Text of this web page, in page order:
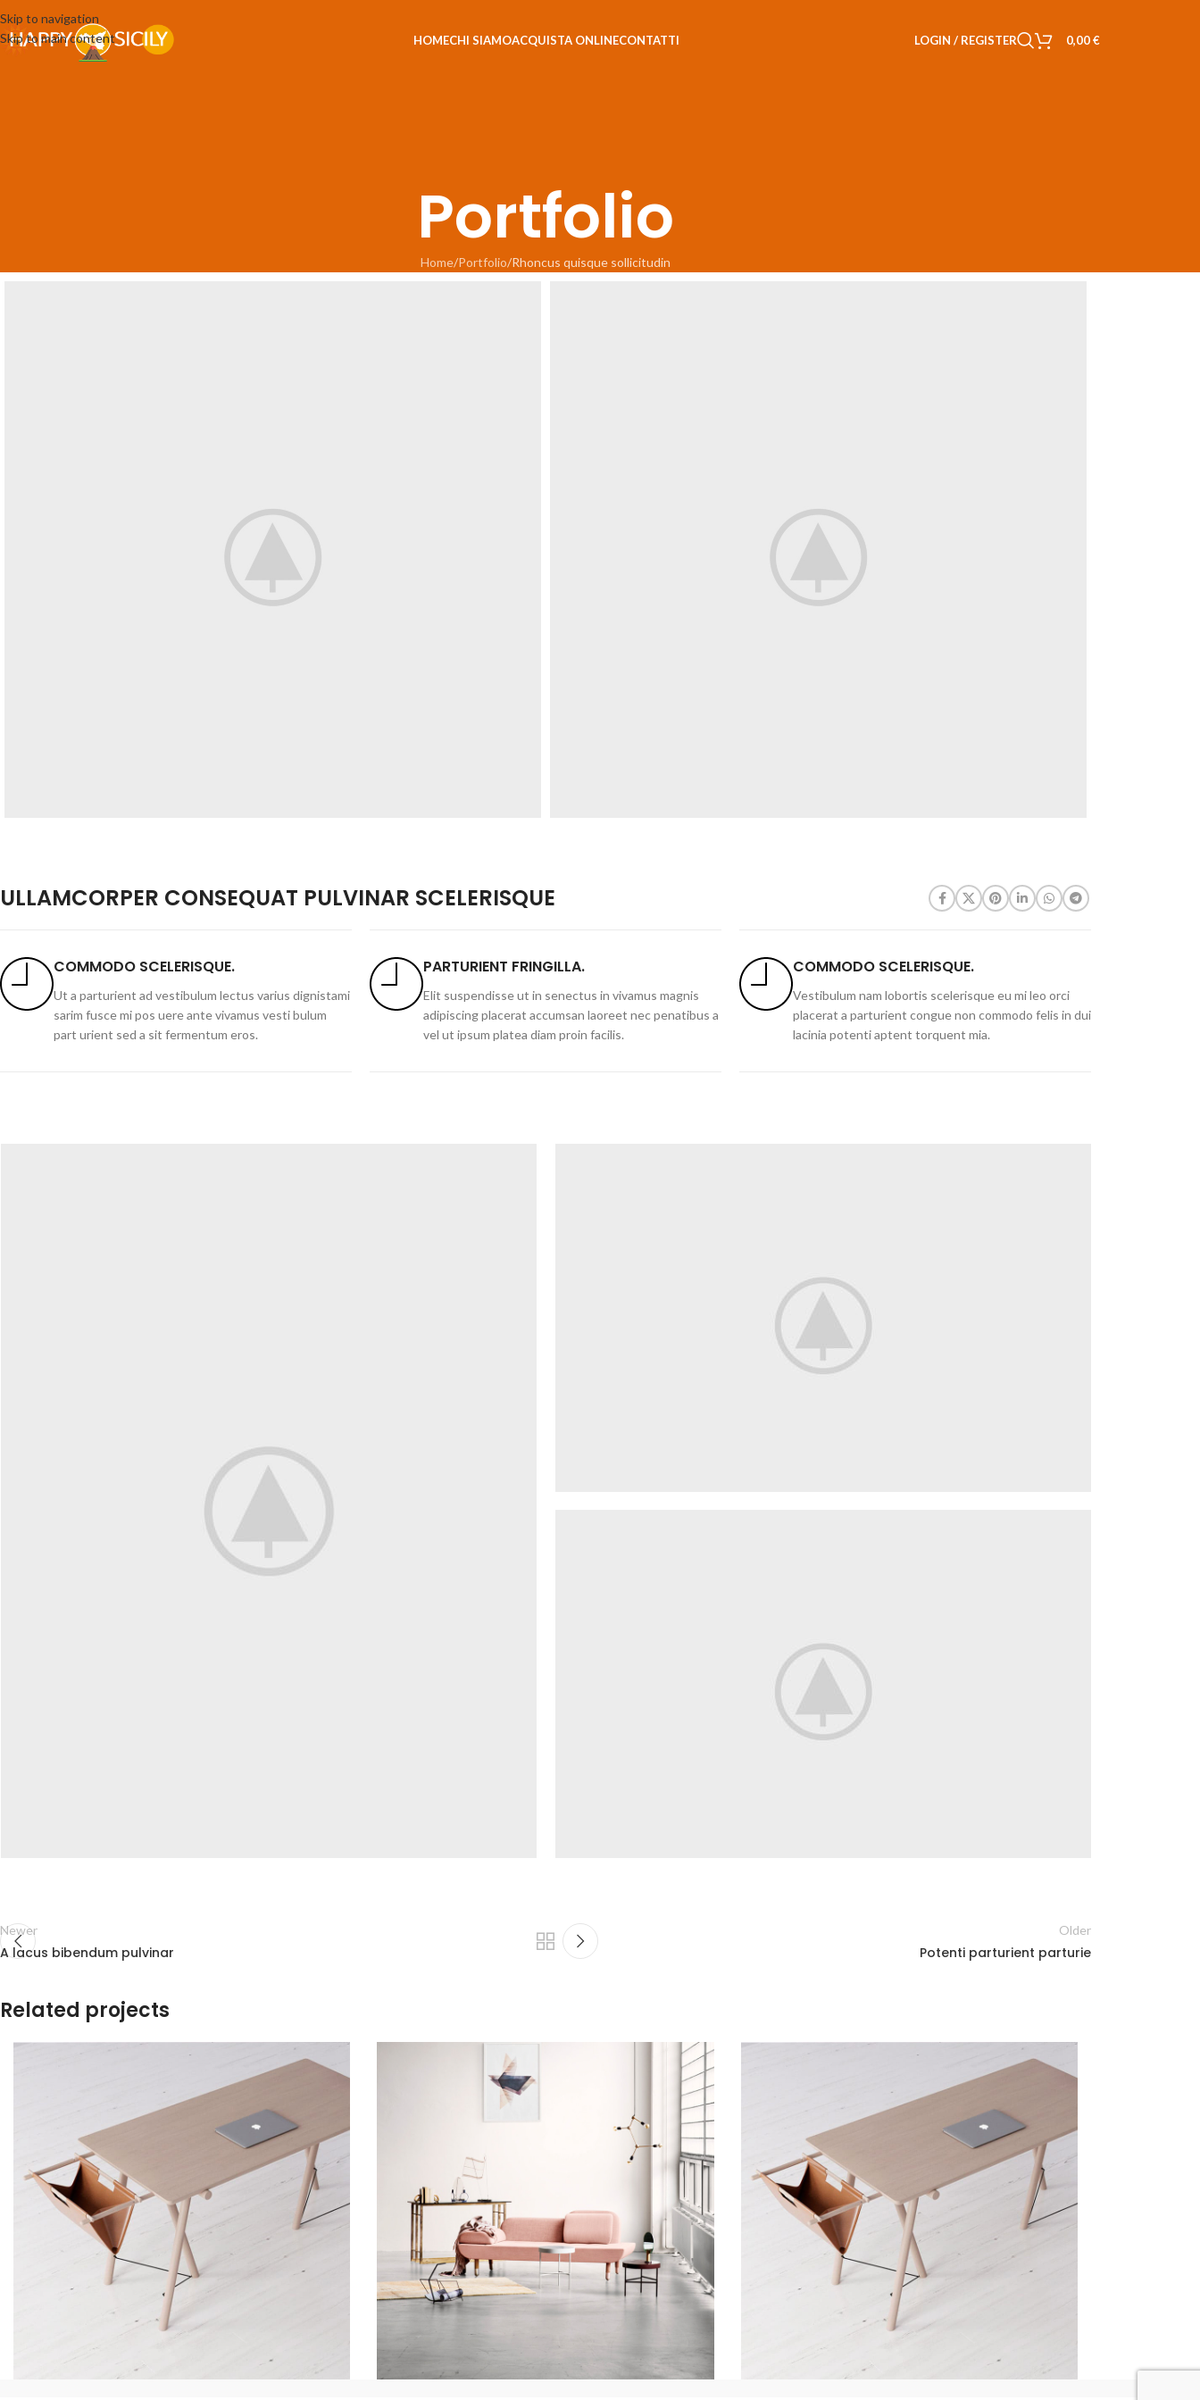
Skip to navigation
Skip to main content
HOMECHI SIAMOACQUISTA ONLINECONTATTI LOGIN / REGISTER 0,00€
Portfolio
Home Portfolio Rhoncus quisque sollicitudin
ULLAMCORPER CONSEQUAT PULVINAR SCELERISQUE
COMMODO SCELERISQUE.
Ut a parturient ad vestibulum lectus varius dignistami
sarim fusce mi pos uere ante vivamus vesti bulum
part urient sed a sit fermentum eros.
PARTURIENT FRINGILLA.
Elit suspendisse ut in senectus in vivamus magnis
adipiscing placerat accumsan laoreet nec penatibus a
vel ut ipsum platea diam proin facilis.
COMMODO SCELERISQUE.
Vestibulum nam lobortis scelerisque eu mi leo orci
placerat a parturient congue non commodo felis in dui
lacinia potenti aptent torquent mia.
Newer
A lacus bibendum pulvinar
Older
Potenti parturient parturie
Related projects